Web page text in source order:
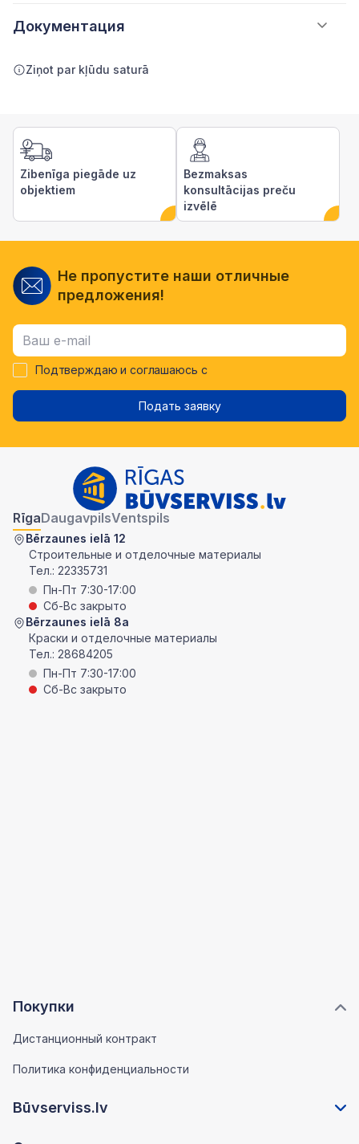
Документация
Ziņot par kļūdu saturā
Zibenīga piegāde uz
objektiem
Bezmaksas
konsultācijas preču
izvēlē
Не пропустите наши отличные
предложения!
Подтверждаю и соглашаюсь с
Подать заявку
Покупки
Дистанционный контракт
Политика конфиденциальности
Būvserviss.lv
RīgaDaugavpilsVentspils
Bērzaunes ielā 12
Строительные и отделочные материалы
Тел.: 22335731
Пн-Пт 7:30-17:00
Сб-Вс закрыто
Bērzaunes ielā 8a
Краски и отделочные материалы
Тел.: 28684205
Пн-Пт 7:30-17:00
Сб-Вс закрыто